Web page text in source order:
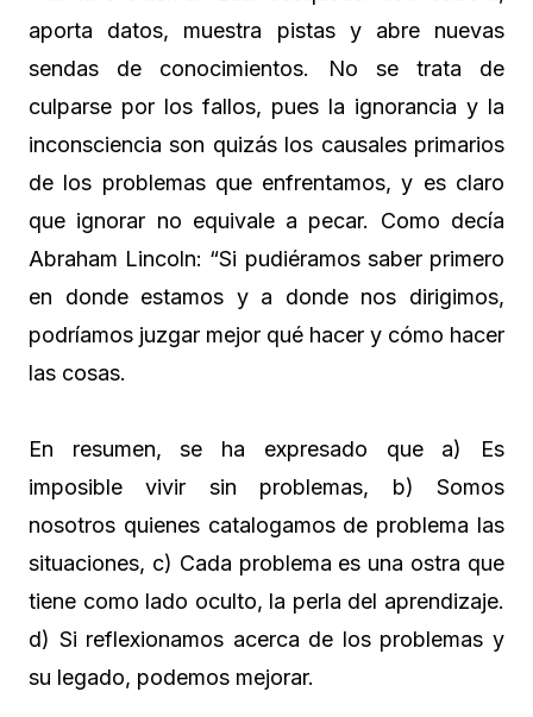
aporta datos, muestra pistas y abre nuevas
sendas de conocimientos. No se trata de
culparse por los fallos, pues la ignorancia y la
inconsciencia son quizás los causales primarios
de los problemas que enfrentamos, y es claro
que ignorar no equivale a pecar. Como decía
Abraham Lincoln: “Si pudiéramos saber primero
en donde estamos y a donde nos dirigimos,
podríamos juzgar mejor qué hacer y cómo hacer
las cosas.
En resumen, se ha expresado que a) Es
imposible vivir sin problemas, b) Somos
nosotros quienes catalogamos de problema las
situaciones, c) Cada problema es una ostra que
tiene como lado oculto, la perla del aprendizaje.
d) Si reflexionamos acerca de los problemas y
su legado, podemos mejorar.